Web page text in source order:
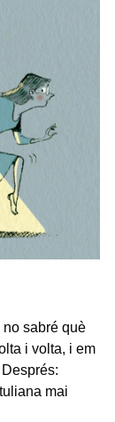
no sabré què
i volta, i em
mai